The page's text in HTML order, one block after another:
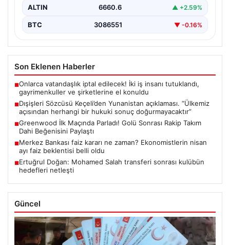
ALTIN 6660.6 ▲ +2.59%
BTC 3086551 ▼ -0.16%
Son Eklenen Haberler
■Onlarca vatandaşlık iptal edilecek! İki iş insanı tutuklandı,
gayrimenkuller ve şirketlerine el konuldu
■Dışişleri Sözcüsü Keçeli’den Yunanistan açıklaması. “Ülkemiz
açısından herhangi bir hukuki sonuç doğurmayacaktır”
■Greenwood İlk Maçında Parladı! Golü Sonrası Rakip Takım
Dahi Beğenisini Paylaştı
■Merkez Bankası faiz kararı ne zaman? Ekonomistlerin nisan
ayı faiz beklentisi belli oldu
■Ertuğrul Doğan: Mohamed Salah transferi sonrası kulübün
hedefleri netleşti
Güncel